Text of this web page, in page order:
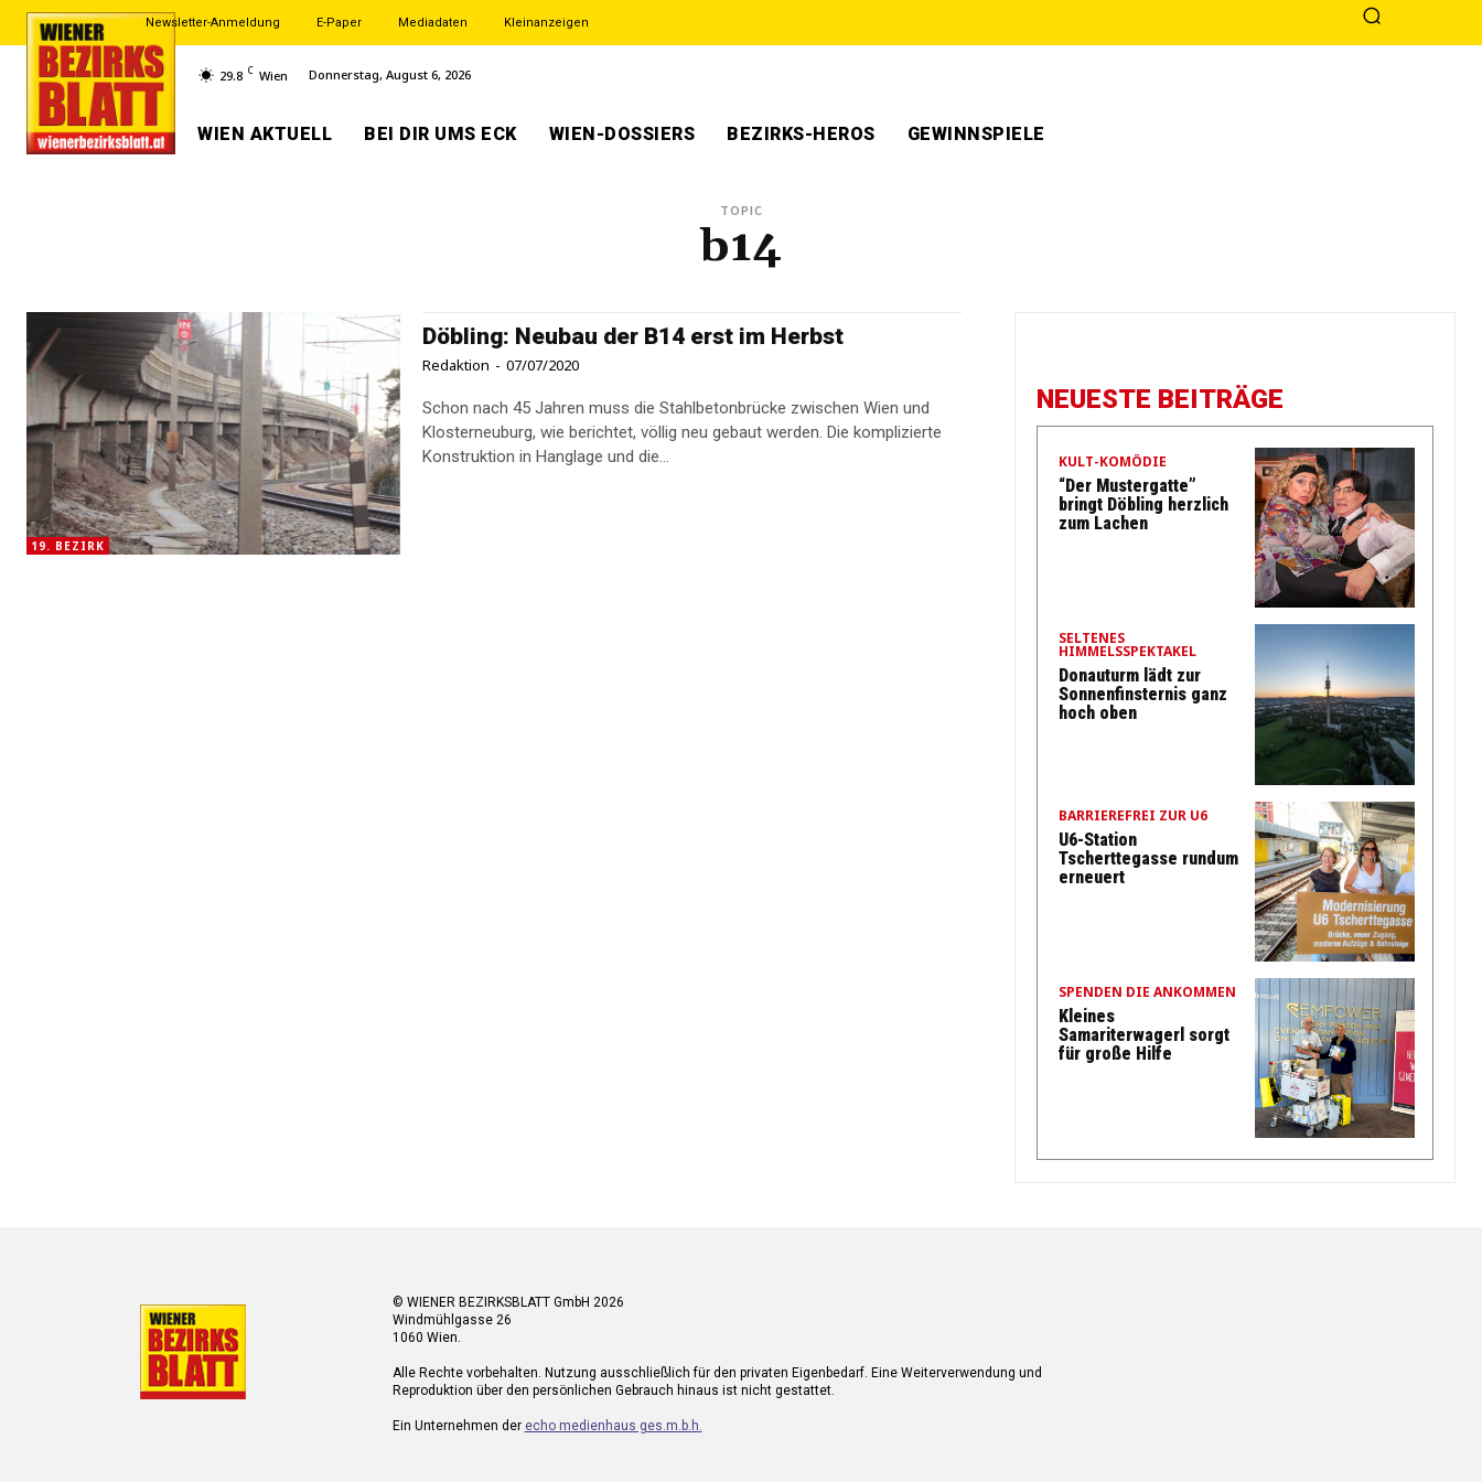
Newsletter-Anmeldung E-Paper Mediadaten Kleinanzeigen
29.8 C Wien Donnerstag, August 6, 2026
WIEN AKTUELL BEI DIR UMS ECK WIEN-DOSSIERS BEZIRKS-HEROS GEWINNSPIELE
TOPIC
b14
19. BEZIRK
Döbling: Neubau der B14 erst im Herbst
Redaktion - 07/07/2020
Schon nach 45 Jahren muss die Stahlbetonbrücke zwischen Wien und
Klosterneuburg, wie berichtet, völlig neu ­gebaut werden. Die komplizierte
Konstruktion in Hanglage und die...
NEUESTE BEITRÄGE
KULT-KOMÖDIE
“Der Mustergatte”
bringt Döbling herzlich
zum Lachen
SELTENES
HIMMELSSPEKTAKEL
Donauturm lädt zur
Sonnenfinsternis ganz
hoch oben
BARRIEREFREI ZUR U6
U6-Station
Tscherttegasse rundum
erneuert
SPENDEN DIE ANKOMMEN
Kleines
Samariterwagerl sorgt
für große Hilfe
© WIENER BEZIRKSBLATT GmbH 2026
Windmühlgasse 26
1060 Wien.
Alle Rechte vorbehalten. Nutzung ausschließlich für den privaten Eigenbedarf. Eine Weiterverwendung und
Reproduktion über den persönlichen Gebrauch hinaus ist nicht gestattet.
Ein Unternehmen der echo medienhaus ges.m.b.h.